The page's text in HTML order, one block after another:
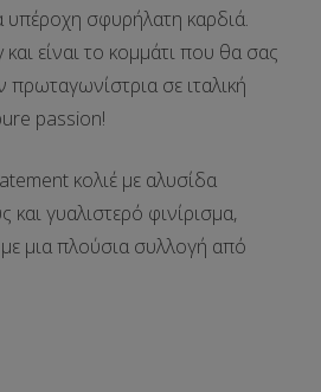
υπέροχη σφυρήλατη καρδιά.
και είναι το κομμάτι που θα σας
πρωταγωνίστρια σε ιταλική
passion!
κολιέ με αλυσίδα
και γυαλιστερό φινίρισμα,
μια πλούσια συλλογή από